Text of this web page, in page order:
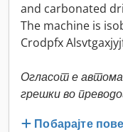
and carbonated
The machine is
Crodpfx
Огласот е
грешки во
Побарајте